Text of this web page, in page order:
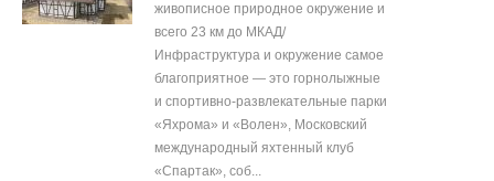
живописное природное окружение и
всего 23 км до МКАД/
Инфраструктура и окружение самое
благоприятное — это горнолыжные
и спортивно-развлекательные парки
«Яхрома» и «Волен», Московский
международный яхтенный клуб
«Спартак», соб...